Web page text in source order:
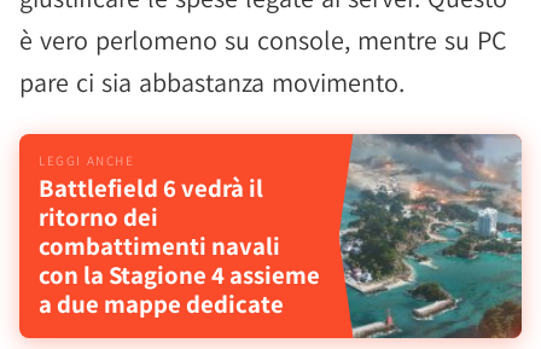
è vero perlomeno su console, mentre su PC
pare ci sia abbastanza movimento.
Battlefield 6 vedrà il
ritorno dei
combattimenti navali
con la Stagione 4 assieme
a due mappe dedicate